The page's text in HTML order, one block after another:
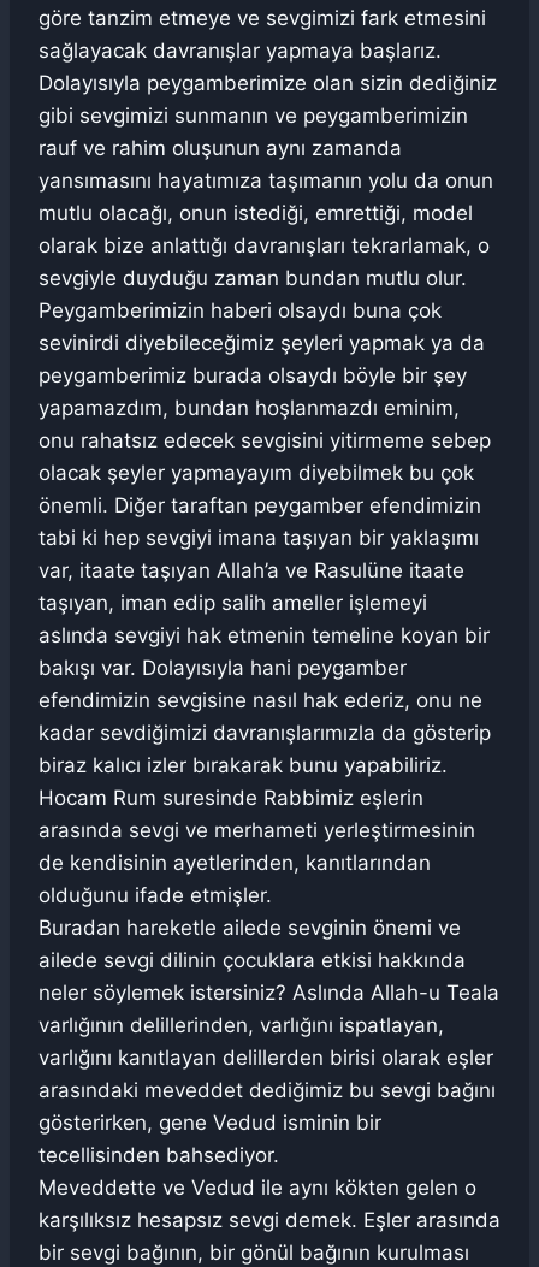
göre tanzim etmeye ve sevgimizi fark etmesini
sağlayacak davranışlar yapmaya başlarız.
Dolayısıyla peygamberimize olan sizin dediğiniz
gibi sevgimizi sunmanın ve peygamberimizin
rauf ve rahim oluşunun aynı zamanda
yansımasını hayatımıza taşımanın yolu da onun
mutlu olacağı, onun istediği, emrettiği, model
olarak bize anlattığı davranışları tekrarlamak, o
sevgiyle duyduğu zaman bundan mutlu olur.
Peygamberimizin haberi olsaydı buna çok
sevinirdi diyebileceğimiz şeyleri yapmak ya da
peygamberimiz burada olsaydı böyle bir şey
yapamazdım, bundan hoşlanmazdı eminim,
onu rahatsız edecek sevgisini yitirmeme sebep
olacak şeyler yapmayayım diyebilmek bu çok
önemli. Diğer taraftan peygamber efendimizin
tabi ki hep sevgiyi imana taşıyan bir yaklaşımı
var, itaate taşıyan Allah’a ve Rasulüne itaate
taşıyan, iman edip salih ameller işlemeyi
aslında sevgiyi hak etmenin temeline koyan bir
bakışı var. Dolayısıyla hani peygamber
efendimizin sevgisine nasıl hak ederiz, onu ne
kadar sevdiğimizi davranışlarımızla da gösterip
biraz kalıcı izler bırakarak bunu yapabiliriz.
Hocam Rum suresinde Rabbimiz eşlerin
arasında sevgi ve merhameti yerleştirmesinin
de kendisinin ayetlerinden, kanıtlarından
olduğunu ifade etmişler.
Buradan hareketle ailede sevginin önemi ve
ailede sevgi dilinin çocuklara etkisi hakkında
neler söylemek istersiniz? Aslında Allah-u Teala
varlığının delillerinden, varlığını ispatlayan,
varlığını kanıtlayan delillerden birisi olarak eşler
arasındaki meveddet dediğimiz bu sevgi bağını
gösterirken, gene Vedud isminin bir
tecellisinden bahsediyor.
Meveddette ve Vedud ile aynı kökten gelen o
karşılıksız hesapsız sevgi demek. Eşler arasında
bir sevgi bağının, bir gönül bağının kurulması